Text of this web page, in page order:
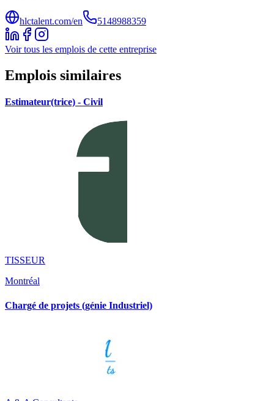
hlctalent.com/en 5148988359
Voir tous les emplois de cette entreprise
Emplois similaires
Estimateur(trice) - Civil
TISSEUR
Montréal
Chargé de projets (génie Industriel)